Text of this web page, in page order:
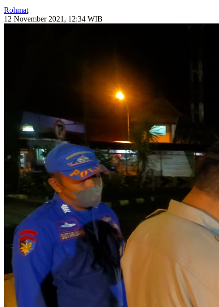
Rohmat
12 November 2021, 12:34 WIB